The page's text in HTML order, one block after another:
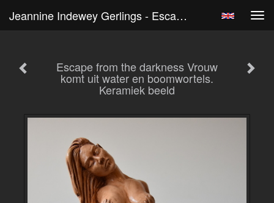
Jeannine Indewey Gerlings - Escape From The Darkness Vrouw Komt Uit Water En Boomwortels. Keramiek Beeld
Escape from the darkness Vrouw
komt uit water en boomwortels.
Keramiek beeld